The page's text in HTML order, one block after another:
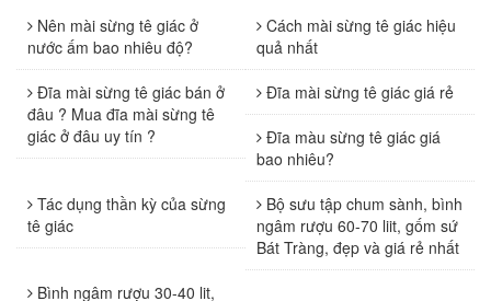
Nên mài sừng tê giác ở
nước ấm bao nhiêu độ?
Cách mài sừng tê giác hiệu
quả nhất
Đĩa mài sừng tê giác bán ở
đâu ? Mua đĩa mài sừng tê
giác ở đâu uy tín ?
Đĩa mài sừng tê giác giá rẻ
Đĩa màu sừng tê giác giá
bao nhiêu?
Tác dụng thần kỳ của sừng
tê giác
Bộ sưu tập chum sành, bình
ngâm rượu 60-70 liit, gốm sứ
Bát Tràng, đẹp và giá rẻ nhất
Bình ngâm rượu 30-40 lit,